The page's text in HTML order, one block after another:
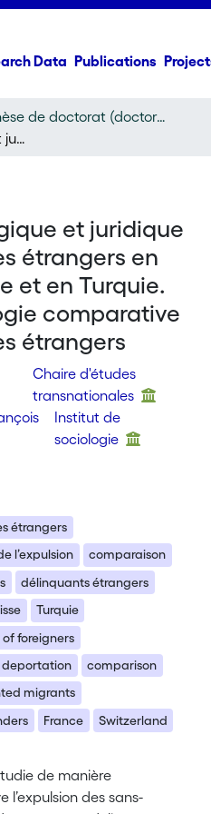
Data Publications
Thèse de doctorat (doctoral thesis)
Analyse sociologique et juridique de l'expulsion des étrangers en France, en Suisse et en Turquie. Pour une sociologie comparative de l'expulsion des étrangers
et juridique
étrangers en
et en Turquie.
comparative
étrangers
Chaire d'études
transnationales
Institut de
sociologie
étrangers
l’expulsion
comparaison
délinquants étrangers
Turquie
foreigners
deportation
comparison
migrants
France
Switzerland
de manière
l’expulsion des sans-